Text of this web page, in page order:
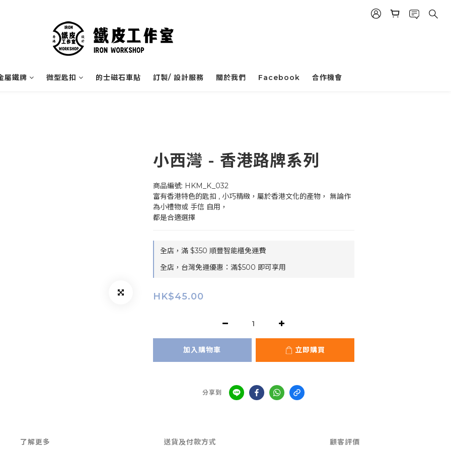
屬鐵牌 微型匙扣 的士磁石車貼 訂製/ 設計服務 關於我們 Facebook 合作機會
小西灣 - 香港路牌系列
商品編號: HKM_K_032
富有香港特色的匙扣 , 小巧精緻，屬於香港文化的產物， 無論作
為小禮物或 手信 自用，
都是合適選擇
全店，滿 $350 順豐智能櫃免運費
全店，台灣免運優惠：滿$500 即可享用
HK$45.00
加入購物車 立即購買
分享到
了解更多 送貨及付款方式 顧客評價